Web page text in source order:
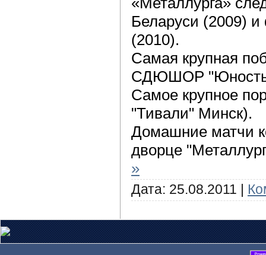
Беларуси (2009)
(2010).
Самая крупная
СДЮШОР
Самое крупное
"Тивали" Минск).
Домашние матчи
дворце
»
Дата: 25.08.2011 |